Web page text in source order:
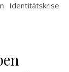
Identitätskrise